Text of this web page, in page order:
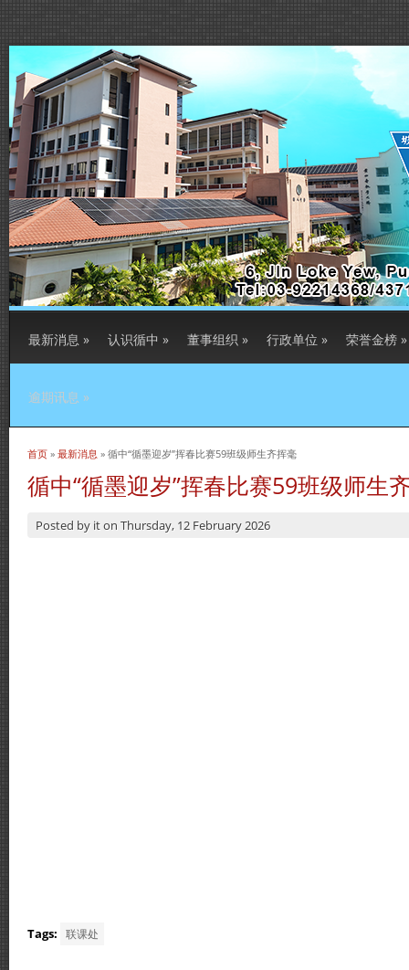
最新消息 » 认识循中 » 董事组织 » 行政单位 » 荣誉金榜 »
逾期讯息 »
当前位置
首页 » 最新消息 » 循中“循墨迎岁”挥春比赛59班级师生齐挥毫
循中“循墨迎岁”挥春比赛59班级师生
Posted by iton Thursday, 12 February 2026
Tags: 联课处